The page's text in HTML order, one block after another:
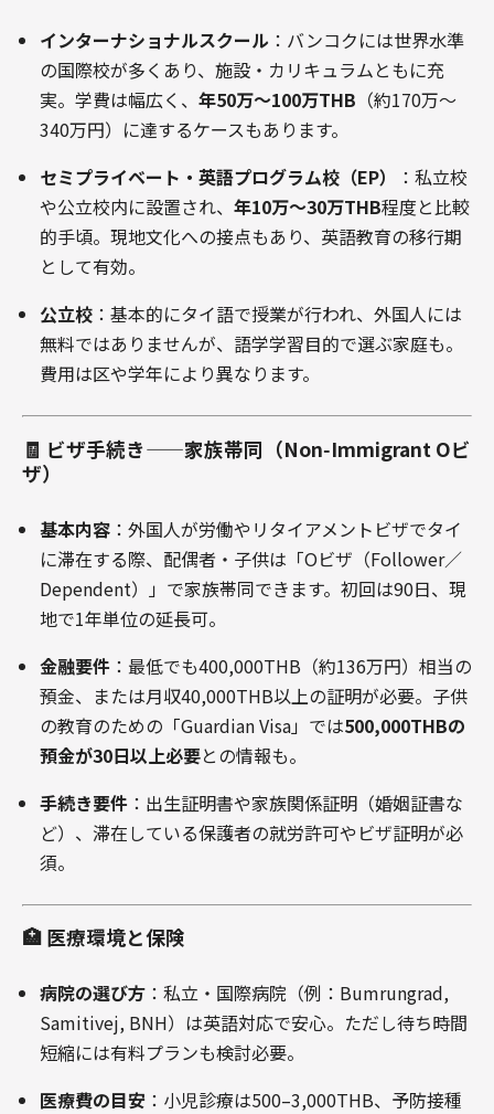
インターナショナルスクール ：バンコクには世界水準
の国際校が多くあり、施設・カリキュラムともに充
実。学費は幅広く、 年50万～100万THB （約170万～
340万円）に達するケースもあります。
セミプライベート・英語プログラム校（EP）
：私立校
や公立校内に設置され、 年10万～30万THB程度と比較
的手頃。現地文化への接点もあり、英語教育の移行期
として有効。
公立校 ：基本的にタイ語で授業が行われ、外国人には
無料ではありませんが、語学学習目的で選ぶ家庭も。
費用は区や学年により異なります。
🧾 ビザ手続き——家族帯同（Non‑Immigrant Oビ
ザ）
基本内容 ：外国人が労働やリタイアメントビザでタイ
に滞在する際、配偶者・子供は「Oビザ（Follower／
Dependent）」で家族帯同できます。初回は90日、現
地で1年単位の延長可。
金融要件 ：最低でも400,000THB（約136万円）相当の
預金、または月収40,000THB以上の証明が必要。子供
の教育のための「Guardian Visa」では500,000THBの
預金が30日以上必要との情報も。
手続き要件 ：出生証明書や家族関係証明（婚姻証書な
ど）、滞在している保護者の就労許可やビザ証明が必
須。
🏥 医療環境と保険
病院の選び方 ：私立・国際病院（例：Bumrungrad,
Samitivej, BNH）は英語対応で安心。ただし待ち時間
短縮には有料プランも検討必要。
医療費の目安 ：小児診療は500–3,000THB、予防接種